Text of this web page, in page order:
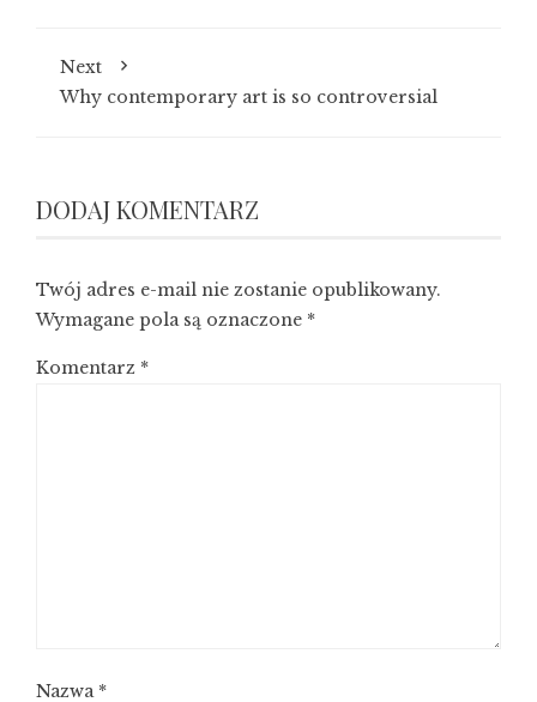
Next
Why contemporary art is so controversial
DODAJ KOMENTARZ
Twój adres e-mail nie zostanie opublikowany.
Wymagane pola są oznaczone *
Komentarz *
Nazwa *